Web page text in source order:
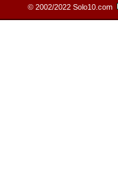
© 2002/2022 Solo10.com